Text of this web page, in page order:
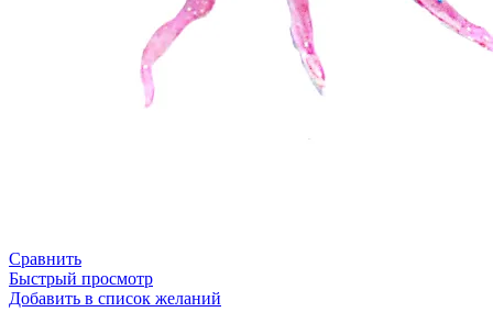
Сравнить
Быстрый просмотр
Добавить в список желаний